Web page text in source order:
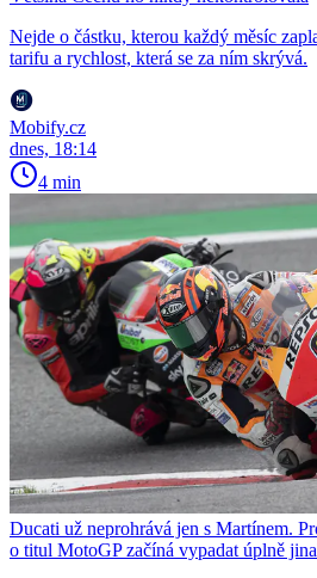
Nejde o částku, kterou každý měsíc
tarifu a rychlost, která se za ním skrývá.
Mobify.cz
dnes, 18:14
4 min
Ducati už neprohrává jen s Martínem.
o titul MotoGP začíná vypadat úplně